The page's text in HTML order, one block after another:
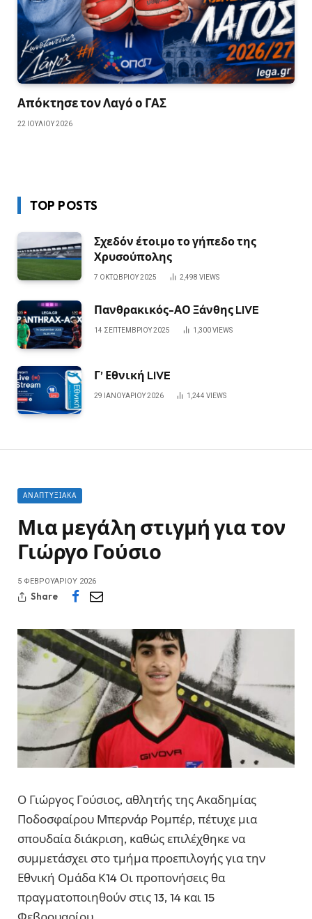
Απόκτησε τον Λαγό ο ΓΑΣ
22 ΙΟΥΛΊΟΥ 2026
TOP POSTS
Σχεδόν έτοιμο το γήπεδο της
Χρυσούπολης
7 ΟΚΤΩΒΡΊΟΥ 2025 2,498 VIEWS
Πανθρακικός-ΑΟ Ξάνθης LIVE
14 ΣΕΠΤΕΜΒΡΊΟΥ 2025 1,300VIEWS
Γ’ Εθνική LIVE
29 ΙΑΝΟΥΑΡΊΟΥ 2026 1,244 VIEWS
ΑΝΑΠΤΥΞΙΑΚΆ
Μια μεγάλη στιγμή για τον
Γιώργο Γούσιο
5 ΦΕΒΡΟΥΑΡΊΟΥ 2026
Share
Ο Γιώργος Γούσιος, αθλητής της Ακαδημίας
Ποδοσφαίρου Μπερνάρ Ρομπέρ, πέτυχε μια
σπουδαία διάκριση, καθώς επιλέχθηκε να
συμμετάσχει στο τμήμα προεπιλογής για την
Εθνική Ομάδα Κ14 Οι προπονήσεις θα
πραγματοποιηθούν στις 13, 14 και 15